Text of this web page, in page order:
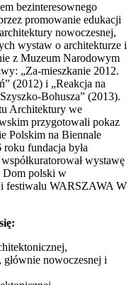
bezinteresownego
promowanie edukacji
nowoczesnej,
wystaw o architekturze i
z Muzeum Narodowym
„Za-mieszkanie 2012.
(2012) i „Reakcja na
Bohusza” (2013).
Architektury we
przygotowali pokaz
Polskim na Biennale
fundacja była
wystawę
Dom polski w
festiwalu WARSZAWA W
nowoczesnej i